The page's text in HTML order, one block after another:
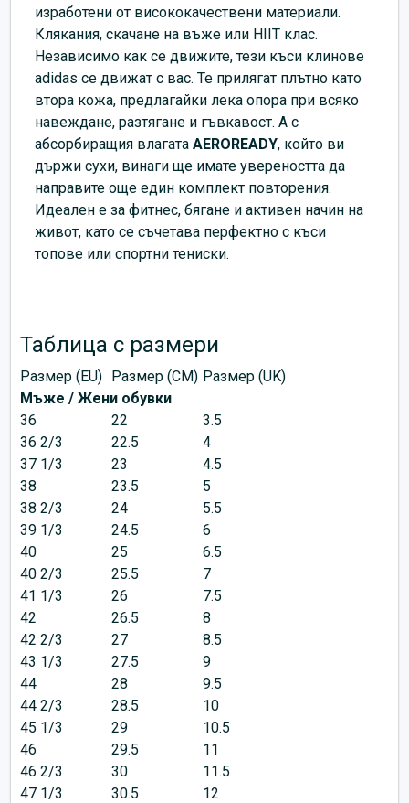
изработени от висококачествени материали.
Клякания, скачане на въже или HIIT клас.
Независимо как се движите, тези къси клинове
adidas се движат с вас. Те прилягат плътно като
втора кожа, предлагайки лека опора при всяко
навеждане, разтягане и гъвкавост. А с
абсорбиращия влагата AEROREADY, който ви
държи сухи, винаги ще имате увереността да
направите още един комплект повторения.
Идеален е за фитнес, бягане и активен начин на
живот, като се съчетава перфектно с къси
топове или спортни тениски.
Таблица с размери
Размер (EU) Размер (CM) Размер (UK)
Мъже / Жени обувки
36
22
3.5
36 2/3
22.5
4
37 1/3
23
4.5
38
23.5
5
38 2/3
24
5.5
39 1/3
24.5
6
40
25
6.5
40 2/3
25.5
7
41 1/3
26
7.5
42
26.5
8
42 2/3
27
8.5
43 1/3
27.5
9
44
28
9.5
44 2/3
28.5
10
45 1/3
29
10.5
46
29.5
11
46 2/3
30
11.5
47 1/3
30.5
12